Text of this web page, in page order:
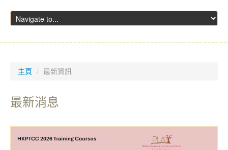
主頁
主頁 / 最新資訊
最新消息